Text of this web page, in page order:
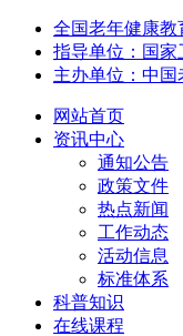
全国老年健康教
指导单位：国
主办单位：中国
网站首页
资讯中心
通知公告
政策文件
热点新闻
工作动态
活动信息
标准体系
科普知识
在线课程